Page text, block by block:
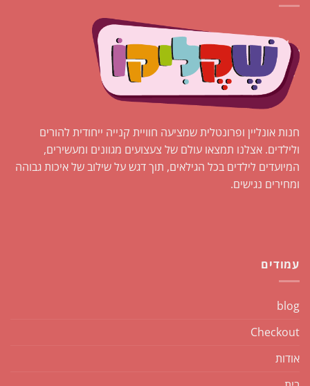
את
האפשרויות
בעמוד
המוצר
חנות אונליין ופרונטלית שמציעה חוויית קנייה ייחודית להורים
ולילדים. אצלנו תמצאו עולם של צעצועים מגוונים ומעשירים,
המיועדים לילדים בכל הגילאים, תוך דגש על שילוב של איכות גבוהה
ומחירים נגישים.
עמודים
blog
Checkout
אודות